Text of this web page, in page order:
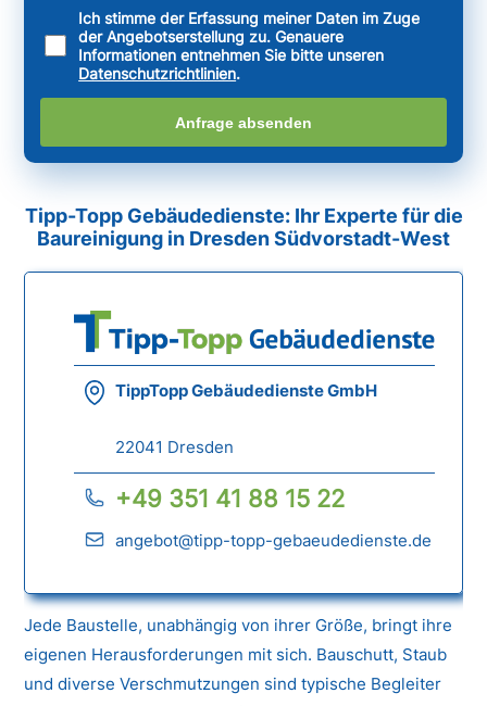
Ich stimme der Erfassung meiner Daten im Zuge
der Angebotserstellung zu. Genauere
Informationen entnehmen Sie bitte unseren
Datenschutzrichtlinien.
Anfrage absenden
Tipp-Topp Gebäudedienste: Ihr Experte für die
Baureinigung in Dresden Südvorstadt-West
TippTopp Gebäudedienste GmbH
22041 Dresden
+49 351 41 88 15 22
angebot@tipp-topp-gebaeudedienste.de
Jede Baustelle, unabhängig von ihrer Größe, bringt ihre
eigenen Herausforderungen mit sich. Bauschutt, Staub
und diverse Verschmutzungen sind typische Begleiter